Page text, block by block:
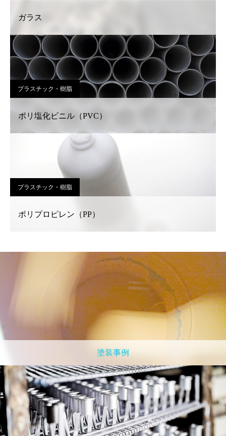
ガラス
プラスチック・樹脂
ポリ塩化ビニル（PVC）
プラスチック・樹脂
ポリプロピレン（PP）
塗装事例